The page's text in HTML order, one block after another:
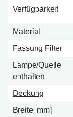
Verfügbarkeit
Material
Fassung Filter
Lampe/Quelle
enthalten
Deckung
Breite [mm]